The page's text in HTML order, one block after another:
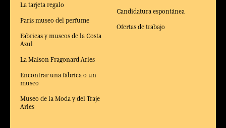
La tarjeta regalo
Paris museo del perfume
Fabricas y museos de la Costa
Azul
La Maison Fragonard Arles
Encontrar una fábrica o un
museo
Museo de la Moda y del Traje
Arles
Candidatura espontánea
Ofertas de trabajo